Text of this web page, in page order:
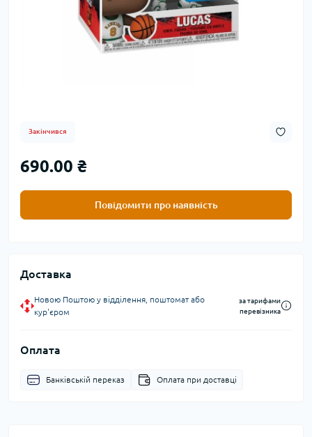
Закінчився
690.00 ₴
Повідомити про наявність
Доставка
Новою Поштою у відділення, поштомат або
кур'єром
за тарифами
перевізника
Оплата
Банківській переказ Оплата при доставці